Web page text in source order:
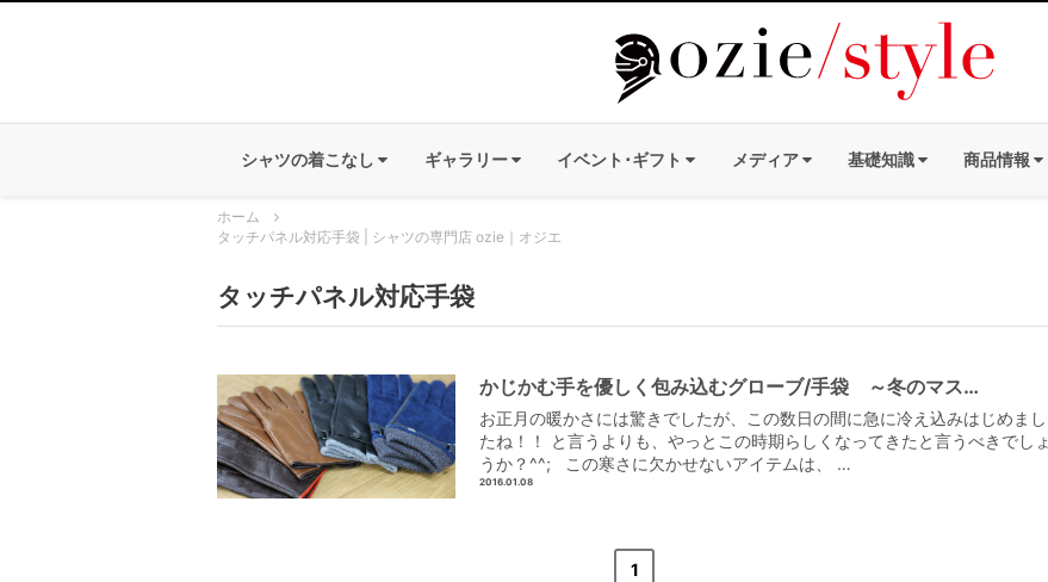
シャツの着こなし ギャラリー イベント･ギフト メディア 基礎知識 商品情報
ホーム
タッチパネル対応手袋 | シャツの専門店 ozie｜オジエ
タッチパネル対応手袋
かじかむ手を優しく包み込むグローブ/手袋 ～冬のマス…
お正月の暖かさには驚きでしたが、この数日の間に急に冷え込みはじめまし
たね！！ と言うよりも、やっとこの時期らしくなってきたと言うべきでしょ
うか？^^; この寒さに欠かせないアイテムは、 …
2016.01.08
1